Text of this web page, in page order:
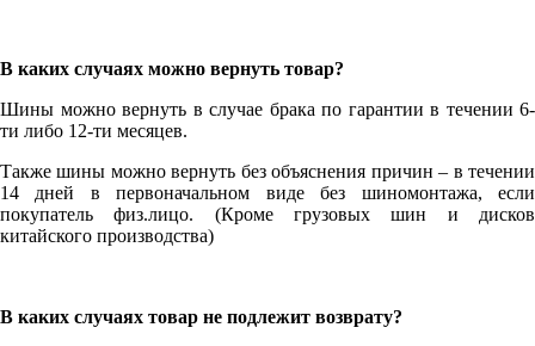
В каких случаях можно вернуть товар?
Шины можно вернуть в случае брака по гарантии в течении 6-
ти либо 12-ти месяцев.
Также шины можно вернуть без объяснения причин – в течении
14 дней в первоначальном виде без шиномонтажа, если
покупатель физ.лицо. (Кроме грузовых шин и дисков
китайского производства)
В каких случаях товар не подлежит возврату?